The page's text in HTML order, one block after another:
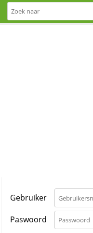
Gebruiker
Paswoord